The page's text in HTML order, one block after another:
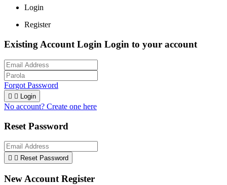
Login
Register
Existing Account Login Login to your account
Forgot Password
  Login
No account? Create one here
Reset Password
  Reset Password
New Account Register